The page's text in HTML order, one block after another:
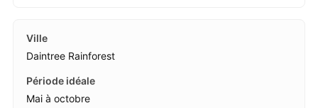
Daintree Rainforest
Mai à octobre